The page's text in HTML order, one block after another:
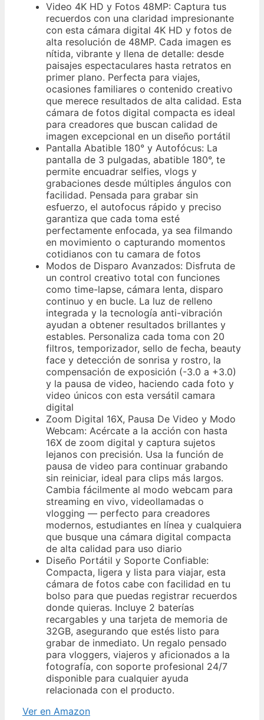
Video 4K HD y Fotos 48MP: Captura tus
recuerdos con una claridad impresionante
con esta cámara digital 4K HD y fotos de
alta resolución de 48MP. Cada imagen es
nítida, vibrante y llena de detalle: desde
paisajes espectaculares hasta retratos en
primer plano. Perfecta para viajes,
ocasiones familiares o contenido creativo
que merece resultados de alta calidad. Esta
cámara de fotos digital compacta es ideal
para creadores que buscan calidad de
imagen excepcional en un diseño portátil
Pantalla Abatible 180° y Autofócus: La
pantalla de 3 pulgadas, abatible 180°, te
permite encuadrar selfies, vlogs y
grabaciones desde múltiples ángulos con
facilidad. Pensada para grabar sin
esfuerzo, el autofocus rápido y preciso
garantiza que cada toma esté
perfectamente enfocada, ya sea filmando
en movimiento o capturando momentos
cotidianos con tu camara de fotos
Modos de Disparo Avanzados: Disfruta de
un control creativo total con funciones
como time-lapse, cámara lenta, disparo
continuo y en bucle. La luz de relleno
integrada y la tecnología anti-vibración
ayudan a obtener resultados brillantes y
estables. Personaliza cada toma con 20
filtros, temporizador, sello de fecha, beauty
face y detección de sonrisa y rostro, la
compensación de exposición (-3.0 a +3.0)
y la pausa de video, haciendo cada foto y
video únicos con esta versátil camara
digital
Zoom Digital 16X, Pausa De Video y Modo
Webcam: Acércate a la acción con hasta
16X de zoom digital y captura sujetos
lejanos con precisión. Usa la función de
pausa de video para continuar grabando
sin reiniciar, ideal para clips más largos.
Cambia fácilmente al modo webcam para
streaming en vivo, videollamadas o
vlogging — perfecto para creadores
modernos, estudiantes en línea y cualquiera
que busque una cámara digital compacta
de alta calidad para uso diario
Diseño Portátil y Soporte Confiable:
Compacta, ligera y lista para viajar, esta
cámara de fotos cabe con facilidad en tu
bolso para que puedas registrar recuerdos
donde quieras. Incluye 2 baterías
recargables y una tarjeta de memoria de
32GB, asegurando que estés listo para
grabar de inmediato. Un regalo pensado
para vloggers, viajeros y aficionados a la
fotografía, con soporte profesional 24/7
disponible para cualquier ayuda
relacionada con el producto.
Ver en Amazon